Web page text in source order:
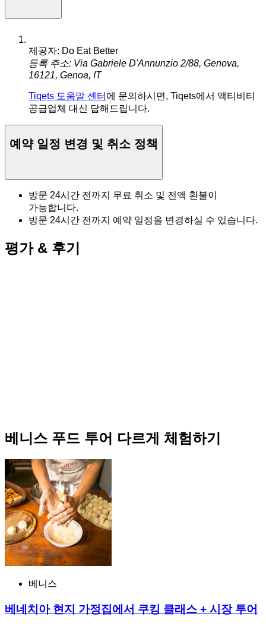
제공자: Do Eat Better
등록 주소: Via Gabriele D'Annunzio 2/88, Genova,
16121, Genoa, IT
Tiqets 도움말 센터 에 문의하시면, Tiqets에서 액티비티
공급업체 대신 답해드립니다.
예약 일정 변경 및 취소 정책
방문 24시간 전까지 무료 취소 및 전액 환불이
가능합니다.
방문 24시간 전까지 예약 일정을 변경하실 수 있습니다.
평가 & 후기
베니스 푸드 투어 다르게 체험하기
베니스
베네치아 현지 가정집에서 쿠킹 클래스 + 시장 투어